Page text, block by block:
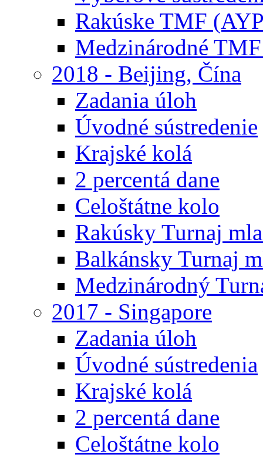
Rakúske TMF
Medzinárodné
2018 - Beijing, Čína
Zadania úloh
Úvodné sústredenie
Krajské kolá
2 percentá dane
Celoštátne kolo
Rakúsky Turnaj
Balkánsky Turnaj
Medzinárodný
2017 - Singapore
Zadania úloh
Úvodné sústredenia
Krajské kolá
2 percentá dane
Celoštátne kolo